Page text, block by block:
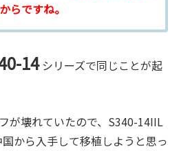
らですね。
14シリーズで同じことが起
が壊れていたので、S340-14IIL
から入手して移植しようと思っ